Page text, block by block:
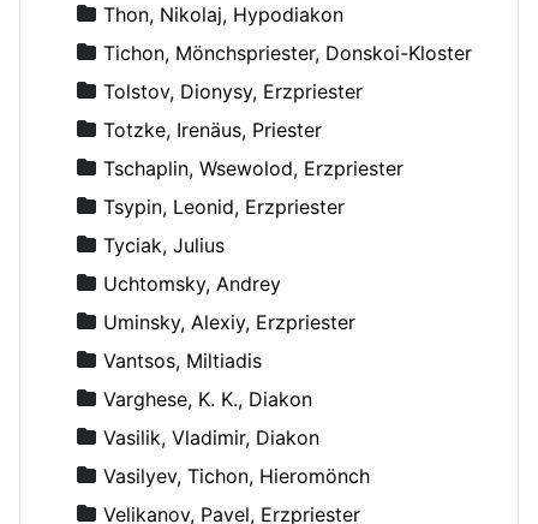
Thon, Nikolaj, Hypodiakon
Tichon, Mönchspriester, Donskoi-Kloster
Tolstov, Dionysy, Erzpriester
Totzke, Irenäus, Priester
Tschaplin, Wsewolod, Erzpriester
Tsypin, Leonid, Erzpriester
Tyciak, Julius
Uchtomsky, Andrey
Uminsky, Alexiy, Erzpriester
Vantsos, Miltiadis
Varghese, K. K., Diakon
Vasilik, Vladimir, Diakon
Vasilyev, Tichon, Hieromönch
Velikanov, Pavel, Erzpriester